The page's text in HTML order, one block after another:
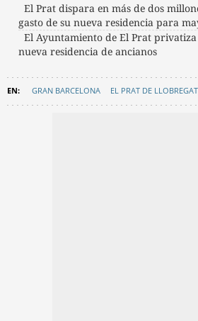
El Prat dispara en más de dos
gasto de su nueva residencia para
El Ayuntamiento de El Prat privatiza
nueva residencia de ancianos
GRAN BARCELONA EL PRAT DE LLOBREGAT